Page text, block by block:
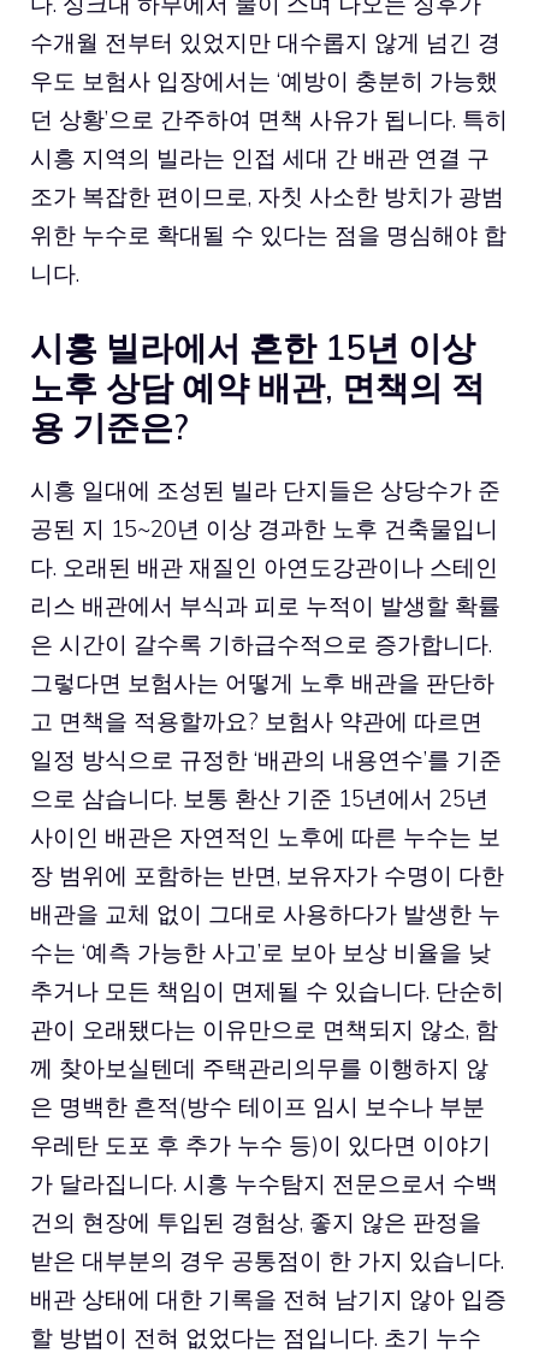
수개월 전부터 있었지만 대수롭지 않게 넘긴 경
우도 보험사 입장에서는 ‘예방이 충분히 가능했
던 상황’으로 간주하여 면책 사유가 됩니다. 특히
시흥 지역의 빌라는 인접 세대 간 배관 연결 구
조가 복잡한 편이므로, 자칫 사소한 방치가 광범
위한 누수로 확대될 수 있다는 점을 명심해야 합
니다.
시흥 빌라에서 흔한 15년 이상
노후 상담 예약배관, 면책의 적
용 기준은?
시흥 일대에 조성된 빌라 단지들은 상당수가 준
공된 지 15~20년 이상 경과한 노후 건축물입니
다. 오래된 배관 재질인 아연도강관이나 스테인
리스 배관에서 부식과 피로 누적이 발생할 확률
은 시간이 갈수록 기하급수적으로 증가합니다.
그렇다면 보험사는 어떻게 노후 배관을 판단하
고 면책을 적용할까요? 보험사 약관에 따르면
일정 방식으로 규정한 ‘배관의 내용연수’를 기준
으로 삼습니다. 보통 환산 기준 15년에서 25년
사이인 배관은 자연적인 노후에 따른 누수는 보
장 범위에 포함하는 반면, 보유자가 수명이 다한
배관을 교체 없이 그대로 사용하다가 발생한 누
수는 ‘예측 가능한 사고’로 보아 보상 비율을 낮
추거나 모든 책임이 면제될 수 있습니다. 단순히
관이 오래됐다는 이유만으로 면책되지 않소, 함
께 찾아보실텐데 주택관리의무를 이행하지 않
은 명백한 흔적(방수 테이프 임시 보수나 부분
우레탄 도포 후 추가 누수 등)이 있다면 이야기
가 달라집니다. 시흥 누수탐지 전문으로서 수백
건의 현장에 투입된 경험상, 좋지 않은 판정을
받은 대부분의 경우 공통점이 한 가지 있습니다.
배관 상태에 대한 기록을 전혀 남기지 않아 입증
할 방법이 전혀 없었다는 점입니다. 초기 누수